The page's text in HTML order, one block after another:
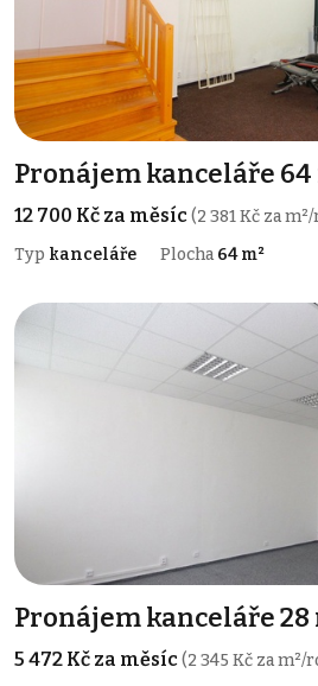
Pronájem kanceláře 64
12 700 Kč za měsíc(2 381 Kč za
Typ kanceláře Plocha 64 m²
Pronájem kanceláře 28
5 472 Kč za měsíc(2 345 Kč za m²/